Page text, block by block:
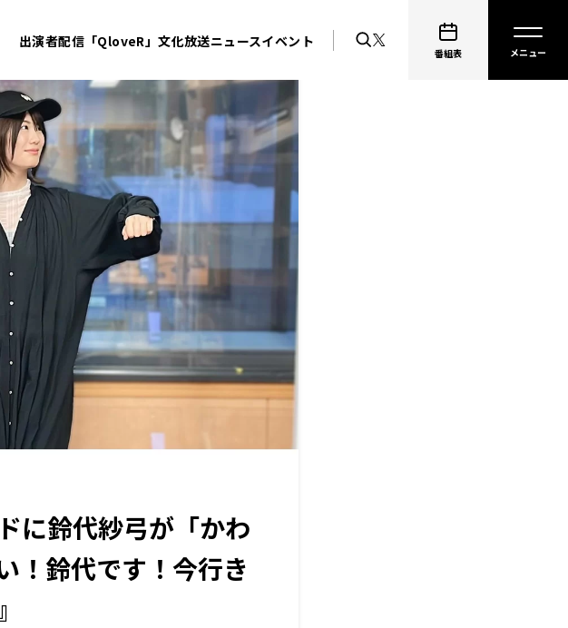
出演者配信「QloveR」文化放送ニュースイベント
番組表
に鈴代紗弓が「かわ
！鈴代です！今行き